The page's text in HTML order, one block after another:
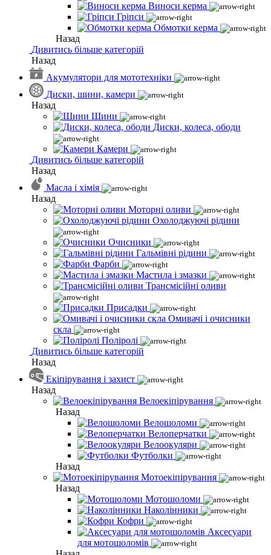
Виноси керма
Гріпси
Обмотки керма
Назад
Дивитись більше категорій
Назад
Акумулятори для мототехніки
Диски, шини, камери
Назад
Шини
Диски, колеса, ободи
Камери
Дивитись більше категорій
Назад
Масла і хімія
Назад
Моторні оливи
Охолоджуючі рідини
Очисники
Гальмівні рідини
Фарби
Мастила і змазки
Трансмісійні оливи
Присадки
Омивачі і очисники
скла
Поліролі
Дивитись більше категорій
Назад
Екіпірування і захист
Назад
Велоекіпірування
Назад
Велошоломи
Велоперчатки
Велоокуляри
Футболки
Назад
Мотоекіпірування
Назад
Мотошоломи
Наколінники
Кофри
Аксесуари
для мотошоломів